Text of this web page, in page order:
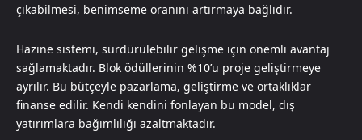
çıkabilmesi, benimseme oranını artırmaya bağlıdır.
Hazine sistemi, sürdürülebilir gelişme için önemli avantaj
sağlamaktadır. Blok ödüllerinin %10’u proje geliştirmeye
ayrılır. Bu bütçeyle pazarlama, geliştirme ve ortaklıklar
finanse edilir. Kendi kendini fonlayan bu model, dış
yatırımlara bağımlılığı azaltmaktadır.